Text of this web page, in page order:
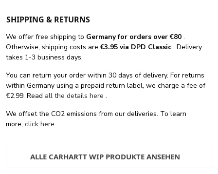
SHIPPING & RETURNS
We offer free shipping to Germany for orders over €80 .
Otherwise, shipping costs are€3.95 via DPD Classic . Delivery
takes 1-3 business days.
You can return your order within 30 days of delivery. For returns
within Germany using a prepaid return label, we charge a fee of
€2.99. Read all the details here .
We offset the CO2 emissions from our deliveries. To learn
more, click here .
ALLE CARHARTT WIP PRODUKTE ANSEHEN